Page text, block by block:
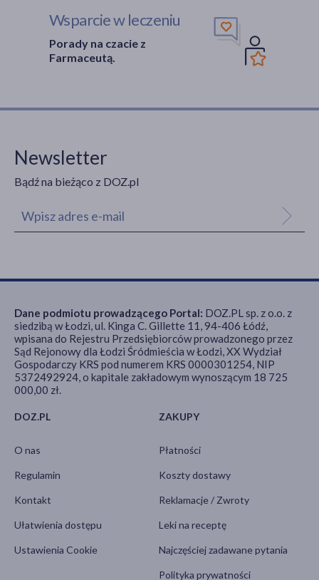
Wsparcie w leczeniu
Porady na czacie z
Farmaceutą.
Newsletter
Bądź na bieżąco z DOZ.pl
DOZ.PL
O nas
Regulamin
Kontakt
Ułatwienia dostępu
Ustawienia Cookie
ZAKUPY
Płatności
Koszty dostawy
Reklamacje / Zwroty
Leki na receptę
Najczęściej zadawane pytania
Polityka prywatności
Dane podmiotu prowadzącego Portal: DOZ.PL sp. z o.o. z
siedzibą w Łodzi, ul. Kinga C. Gillette 11, 94-406 Łódź,
wpisana do Rejestru Przedsiębiorców prowadzonego przez
Sąd Rejonowy dla Łodzi Śródmieścia w Łodzi, XX Wydział
Gospodarczy KRS pod numerem KRS 0000301254, NIP
5372492924, o kapitale zakładowym wynoszącym 18 725
000,00 zł.